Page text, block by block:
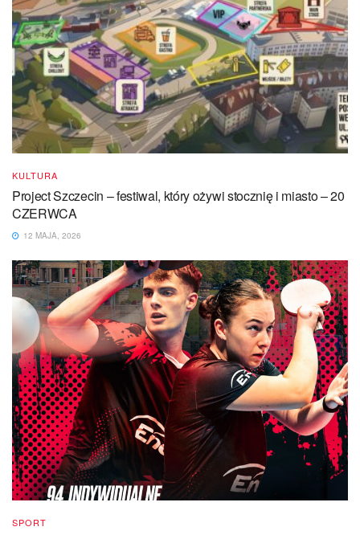
KULTURA
Project Szczecin – festiwal, który ożywi stocznię i miasto – 20
CZERWCA
12 MAJA, 2026
SPORT